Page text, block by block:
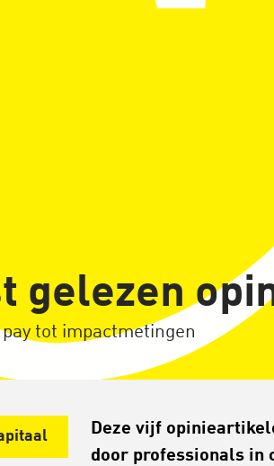
gelezen
tot impactmetingen
Deze vijf
door professionals in